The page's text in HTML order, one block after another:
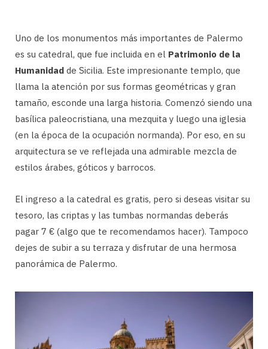
Uno de los monumentos más importantes de Palermo
es su catedral, que fue incluida en el Patrimonio de la
Humanidad de Sicilia. Este impresionante templo, que
llama la atención por sus formas geométricas y gran
tamaño, esconde una larga historia. Comenzó siendo una
basílica paleocristiana, una mezquita y luego una iglesia
(en la época de la ocupación normanda). Por eso, en su
arquitectura se ve reflejada una admirable mezcla de
estilos árabes, góticos y barrocos.
El ingreso a la catedral es gratis, pero si deseas visitar su
tesoro, las criptas y las tumbas normandas deberás
pagar 7 € (algo que te recomendamos hacer). Tampoco
dejes de subir a su terraza y disfrutar de una hermosa
panorámica de Palermo.